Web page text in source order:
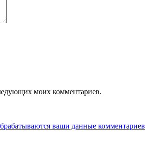
моих комментариев.
ваши данные комментариев